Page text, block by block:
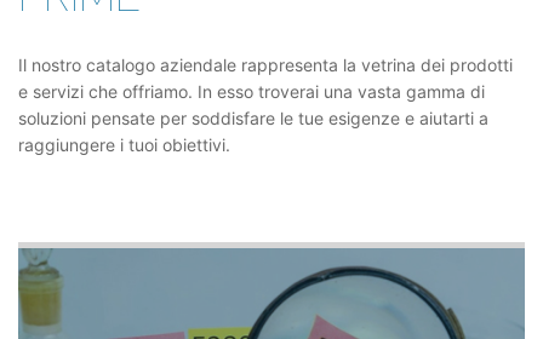
Il nostro catalogo aziendale rappresenta la vetrina dei prodotti
e servizi che offriamo. In esso troverai una vasta gamma di
soluzioni pensate per soddisfare le tue esigenze e aiutarti a
raggiungere i tuoi obiettivi.